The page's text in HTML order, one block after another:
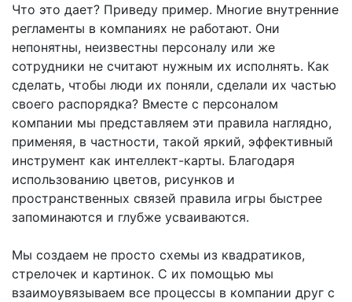
Что это дает? Приведу пример. Многие внутренние
регламенты в компаниях не работают. Они
непонятны, неизвестны персоналу или же
сотрудники не считают нужным их исполнять. Как
сделать, чтобы люди их поняли, сделали их частью
своего распорядка? Вместе с персоналом
компании мы представляем эти правила наглядно,
применяя, в частности, такой яркий, эффективный
инструмент как интеллект-карты. Благодаря
использованию цветов, рисунков и
пространственных связей правила игры быстрее
запоминаются и глубже усваиваются.
Мы создаем не просто схемы из квадратиков,
стрелочек и картинок. С их помощью мы
взаимоувязываем все процессы в компании друг с